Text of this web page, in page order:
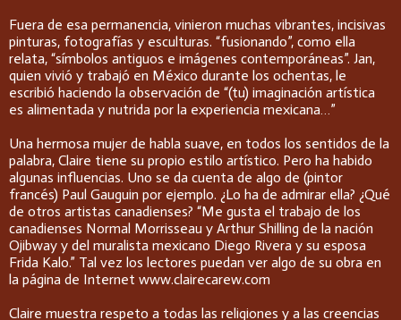
Fuera de esa permanencia, vinieron muchas vibrantes, incisivas
pinturas, fotografías y esculturas. “fusionando”, como ella
relata, “símbolos antiguos e imágenes contemporáneas”. Jan,
quien vivió y trabajó en México durante los ochentas, le
escribió haciendo la observación de “(tu) imaginación artística
es alimentada y nutrida por la experiencia mexicana…”
Una hermosa mujer de habla suave, en todos los sentidos de la
palabra, Claire tiene su propio estilo artístico. Pero ha habido
algunas influencias. Uno se da cuenta de algo de (pintor
francés) Paul Gauguin por ejemplo. ¿Lo ha de admirar ella? ¿Qué
de otros artistas canadienses? “Me gusta el trabajo de los
canadienses Normal Morrisseau y Arthur Shilling de la nación
Ojibway y del muralista mexicano Diego Rivera y su esposa
Frida Kalo.” Tal vez los lectores puedan ver algo de su obra en
la página de Internet www.clairecarew.com
Claire muestra respeto a todas las religiones y a las creencias